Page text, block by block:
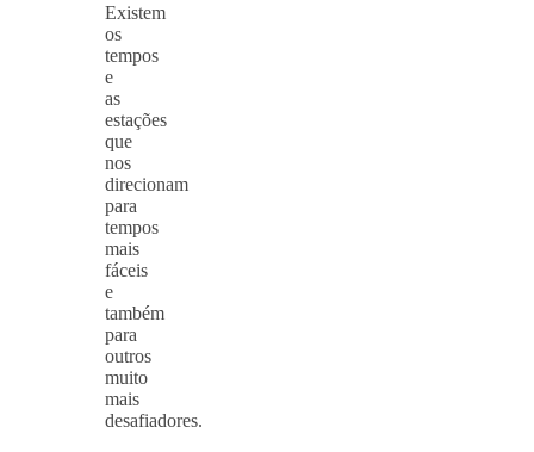
Existem
os
tempos
e
as
estações
que
nos
direcionam
para
tempos
mais
fáceis
e
também
para
outros
muito
mais
desafiadores.